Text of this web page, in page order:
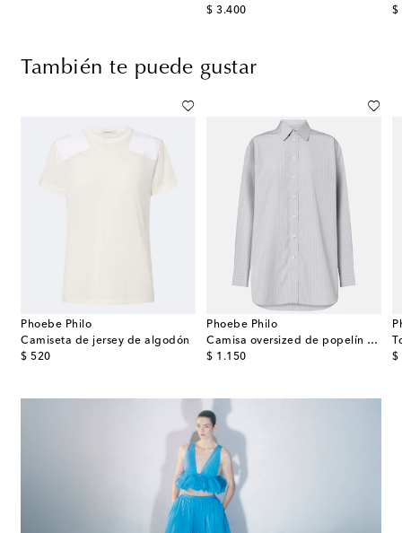
$ 3.400
original price
$
También te puede gustar
Phoebe Philo
Camiseta de jersey de algodón
$ 520
original price
Phoebe Philo
Camisa oversized de popelín de algodón a rayas
$ 1.150
original price $